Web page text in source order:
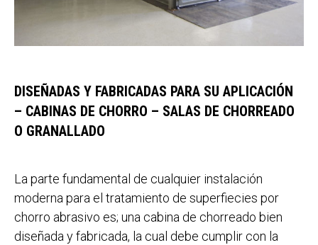
DISEÑADAS Y FABRICADAS PARA SU APLICACIÓN
– CABINAS DE CHORRO – SALAS DE CHORREADO
O GRANALLADO
La parte fundamental de cualquier instalación
moderna para el tratamiento de superfiecies por
chorro abrasivo es; una cabina de chorreado bien
diseñada y fabricada, la cual debe cumplir con la